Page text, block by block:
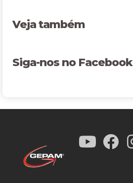
Veja também
Siga-nos no Facebook